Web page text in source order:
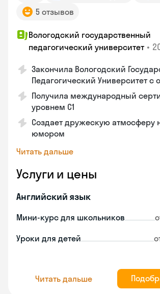
5 отзывов
Вологодский государственный
педагогический университет •
Закончила Вологодский
Педагогический Университет с
Получила международный
уровнем C1
Создает дружескую атмосферу
юмором
Читать дальше
Услуги и цены
Английский язык
Мини-курс для школьников
Уроки для детей
Читать дальше